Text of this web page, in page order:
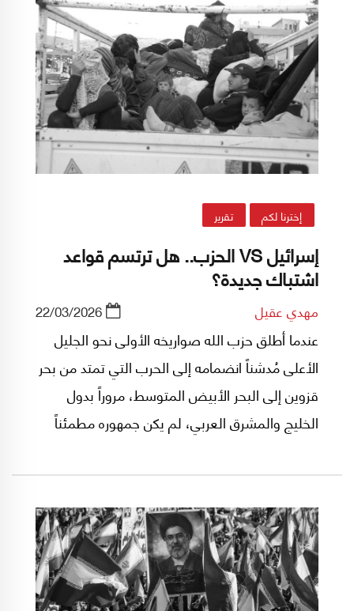
إخترنا لكم تقرير
إسرائيل VS الحزب.. هل ترتسم قواعد
اشتباك جديدة؟
مهدي عقيل 22/03/2026
عندما أطلق حزب الله صواريخه الأولى نحو الجليل
الأعلى مُدشناً انضمامه إلى الحرب التي تمتد من بحر
قزوين إلى البحر الأبيض المتوسط، مروراً بدول
الخليج والمشرق العربي، لم يكن جمهوره مطمئناً
خمسة عشر شهراً تلت وقف اطلاق النار في 27
تشرين الثاني/نوفمبر 2024 لم تكن مشجعة أبداً.